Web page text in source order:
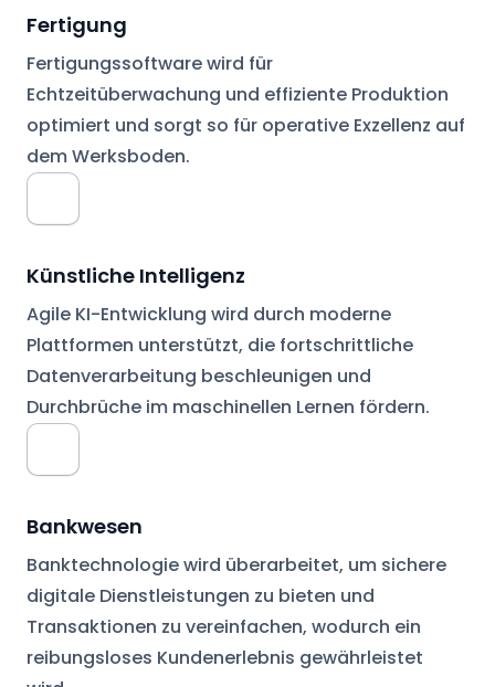
Fertigung
Fertigungssoftware wird für
Echtzeitüberwachung und effiziente Produktion
optimiert und sorgt so für operative Exzellenz auf
dem Werksboden.
Künstliche Intelligenz
Agile KI-Entwicklung wird durch moderne
Plattformen unterstützt, die fortschrittliche
Datenverarbeitung beschleunigen und
Durchbrüche im maschinellen Lernen fördern.
Bankwesen
Banktechnologie wird überarbeitet, um sichere
digitale Dienstleistungen zu bieten und
Transaktionen zu vereinfachen, wodurch ein
reibungsloses Kundenerlebnis gewährleistet